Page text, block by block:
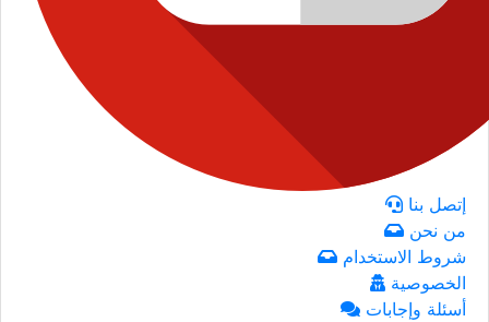
إتصل بنا
من نحن
شروط الاستخدام
الخصوصية
أسئلة وإجابات